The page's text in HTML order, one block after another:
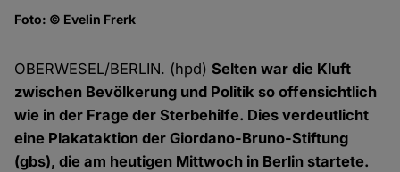
Foto: © Evelin Frerk
OBERWESEL/BERLIN. (hpd)Selten war die Kluft
zwischen Bevölkerung und Politik so offensichtlich
wie in der Frage der Sterbehilfe. Dies verdeutlicht
eine Plakataktion der Giordano-Bruno-Stiftung
(gbs), die am heutigen Mittwoch in Berlin startete.